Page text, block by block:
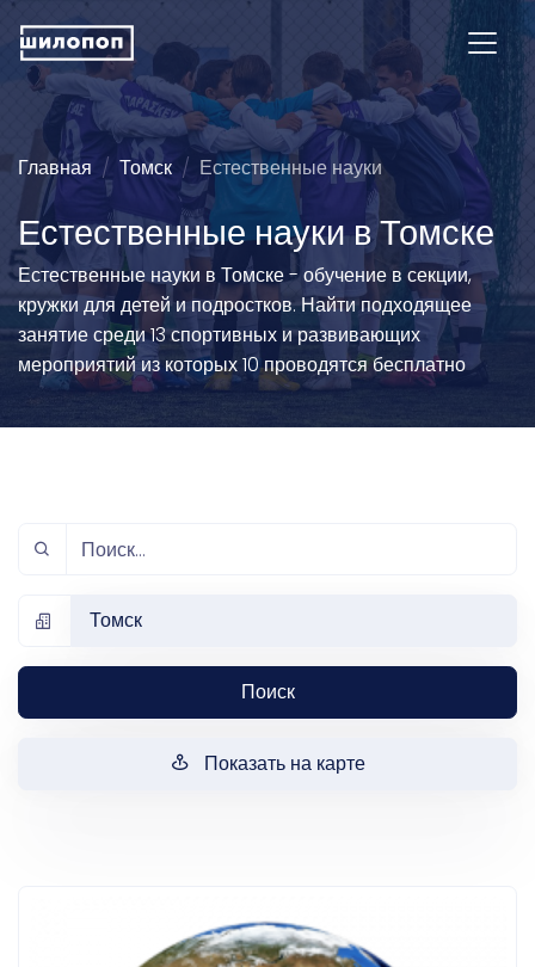
Главная Томск Естественные науки
Естественные науки в Томске
Естественные науки в Томске - обучение в секции,
кружки для детей и подростков. Найти подходящее
занятие среди 13 спортивных и развивающих
мероприятий из которых 10 проводятся бесплатно
Томск
Поиск
Показать на карте